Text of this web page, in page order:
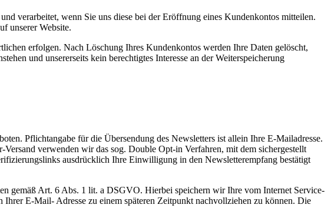
verarbeitet, wenn Sie uns diese bei der Eröffnung eines Kundenkontos mitteilen.
unserer Website.
erfolgen. Nach Löschung Ihres Kundenkontos werden Ihre Daten gelöscht,
und unsererseits kein berechtigtes Interesse an der Weiterspeicherung
Pflichtangabe für die Übersendung des Newsletters ist allein Ihre E-Mailadresse.
verwenden wir das sog. Double Opt-in Verfahren, mit dem sichergestellt
ausdrücklich Ihre Einwilligung in den Newsletterempfang bestätigt
gemäß Art. 6 Abs. 1 lit. a DSGVO. Hierbei speichern wir Ihre vom Internet Service-
E-Mail- Adresse zu einem späteren Zeitpunkt nachvollziehen zu können. Die